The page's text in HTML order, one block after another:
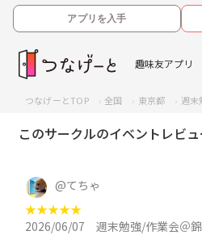
アプリを入手
趣味友アプリ
つなげーとTOP 全国 東京都 週末
このサークルのイベントレビュ
@てちゃ
★★★★★
2026/06/07
週末勉強/作業会＠